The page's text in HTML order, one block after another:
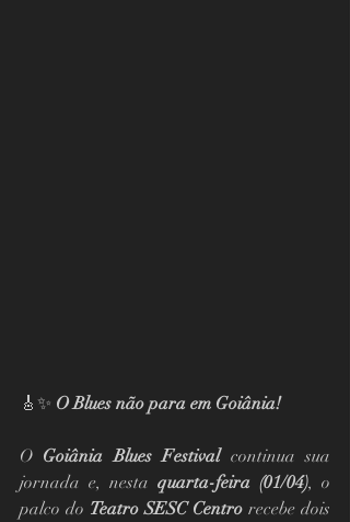
🎸✨ O Blues não para em Goiânia!
O Goiânia Blues Festival continua sua
jornada e, nesta quarta-feira (01/04), o
palco do Teatro SESC Centro recebe dois